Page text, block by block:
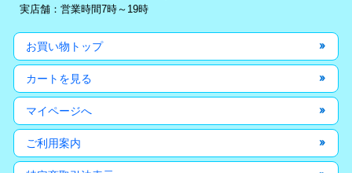
実店舗：営業時間7時～19時
お買い物トップ
カートを見る
マイページへ
ご利用案内